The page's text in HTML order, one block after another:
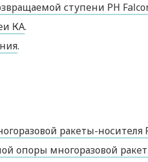
ступени РН
КА.
.
ракеты-носителя
опоры многоразовой